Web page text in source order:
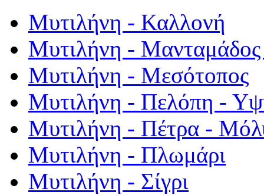
Μυτιλήνη - Καλλονή
Μυτιλήνη - Μανταμάδος
Μυτιλήνη - Μεσότοπος
Μυτιλήνη - Πελόπη -
Μυτιλήνη - Πέτρα -
Μυτιλήνη - Πλωμάρι
Μυτιλήνη - Σίγρι